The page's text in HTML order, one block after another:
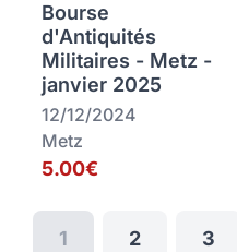
Bourse
d'Antiquités
Militaires - Metz -
janvier 2025
12/12/2024
Metz
5.00€
1 2 3